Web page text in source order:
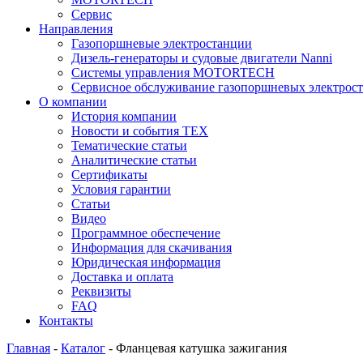
Сервис
Направления
Газопоршневые электростанции
Дизель-генераторы и судовые двигатели Nanni
Системы управления MOTORTECH
Сервисное обслуживание газопоршневых
О компании
История компании
Новости и события ТЕХ
Тематические статьи
Аналитические статьи
Сертификаты
Условия гарантии
Статьи
Видео
Программное обеспечение
Информация для скачивания
Юридическая информация
Доставка и оплата
Реквизиты
FAQ
Контакты
Главная - Каталог - Фланцевая катушка зажигания